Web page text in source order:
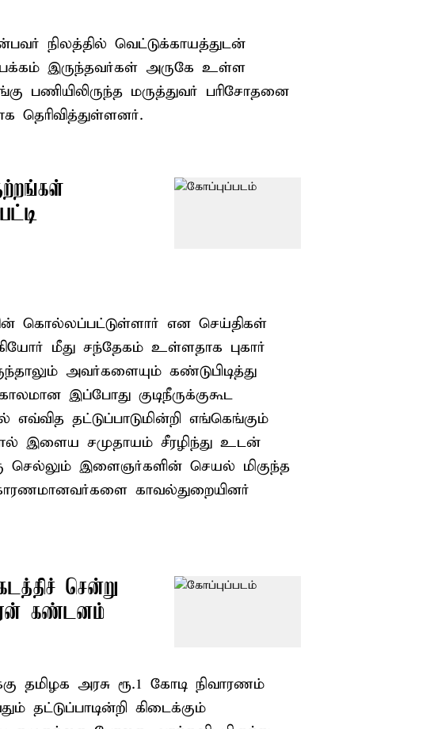
நிலத்தில் வெட்டுக்காயத்துடன்
பக்கம் இருந்தவர்கள் அருகே உள்ள
பணியிலிருந்த மருத்துவர் பரிசோதனை
தெரிவித்துள்ளனர்.
கொல்லப்பட்டுள்ளார் என செய்திகள்
மீது சந்தேகம் உள்ளதாக புகார்
அவர்களையும் கண்டுபிடித்து
இப்போது குடிநீருக்குகூட
தட்டுப்பாடுமின்றி எங்கெங்கும்
இளைய சமுதாயம் சீரழிந்து உடன்
செல்லும் இளைஞர்களின் செயல் மிகுந்த
காவல்துறையினர்
சென்று
கண்டனம்
தமிழக அரசு ரூ.1 கோடி நிவாரணம்
தட்டுப்பாடின்றி கிடைக்கும்